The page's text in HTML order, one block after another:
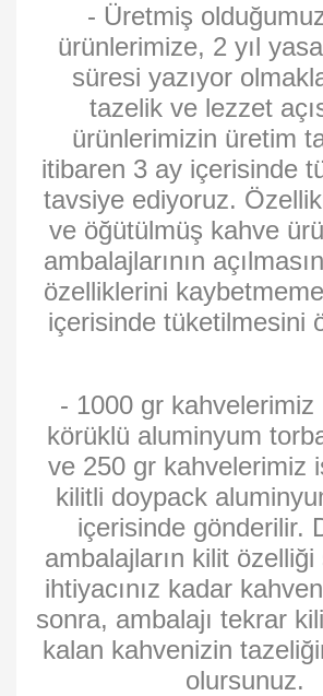
- Üretmiş
ürünlerimize, 2 yıl
süresi yazıyor
tazelik ve lezzet
ürünlerimizin üretim
itibaren 3 ay içerisinde
tavsiye ediyoruz.
ve öğütülmüş kahve
ambalajlarının
özelliklerini
içerisinde tüketilmesini
- 1000 gr
körüklü aluminyum
ve 250 gr kahvelerimiz
kilitli doypack
içerisinde gönderilir.
ambalajların kilit
ihtiyacınız kadar
sonra, ambalajı tekrar
kalan kahvenizin
olursunuz.